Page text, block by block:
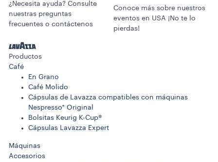
¿Necesita ayuda? Consulte
nuestras preguntas
frecuentes o contáctenos
Conoce más sobre nuestros
eventos en USA ¡No te lo
pierdas!
Productos
Café
En Grano
Café Molido
Cápsulas de Lavazza compatibles con máquinas
Nespresso* Original
Bolsitas Keurig K-Cup®
Cápsulas Lavazza Expert
Máquinas
Accesorios